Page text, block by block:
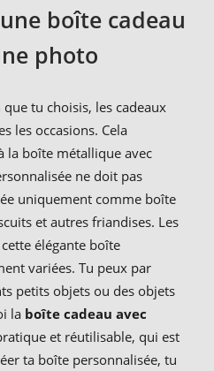
boîte cadeau
photo
tu choisis, les cadeaux
les occasions. Cela
la boîte métallique avec
ne doit pas
uniquement comme boîte
et autres friandises. Les
élégante boîte
variées. Tu peux par
petits objets ou des objets
la boîte cadeau avec
et réutilisable, qui est
ta boîte personnalisée, tu